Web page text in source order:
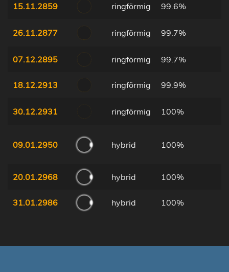
15.11.2859 ringförmig 99.6%
26.11.2877 ringförmig 99.7%
07.12.2895 ringförmig 99.7%
18.12.2913 ringförmig 99.9%
30.12.2931 ringförmig 100%
09.01.2950 hybrid 100%
20.01.2968 hybrid 100%
31.01.2986 hybrid 100%